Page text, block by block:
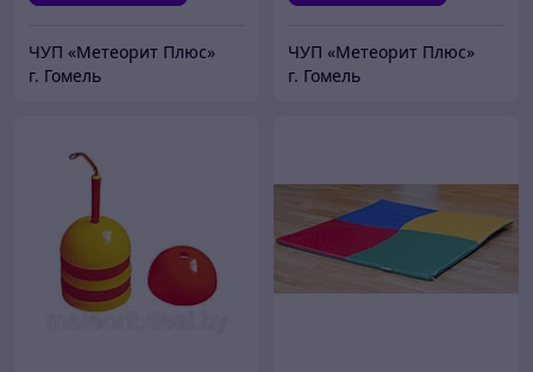
ЧУП «Метеорит Плюс»
г. Гомель
ЧУП «Метеорит Плюс»
г. Гомель